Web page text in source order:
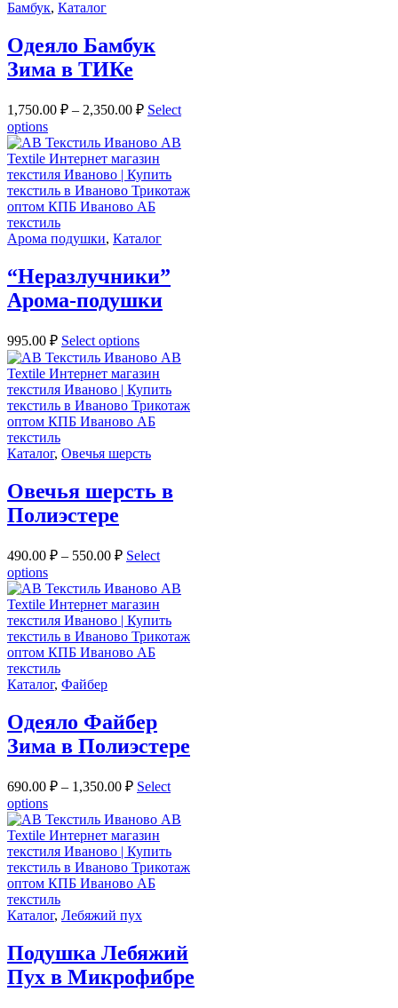
Бамбук, Каталог
Одеяло Бамбук
Зима в ТИКе
1,750.00 ₽ – 2,350.00 ₽ Select
options
Арома подушки, Каталог
“Неразлучники”
Арома-подушки
995.00 ₽ Select options
Каталог, Овечья шерсть
Овечья шерсть в
Полиэстере
490.00 ₽ – 550.00 ₽ Select
options
Каталог, Файбер
Одеяло Файбер
Зима в Полиэстере
690.00 ₽ – 1,350.00 ₽ Select
options
Каталог, Лебяжий пух
Подушка Лебяжий
Пух в Микрофибре